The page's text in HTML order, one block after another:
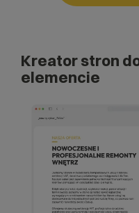
Kreator stron
elemencie